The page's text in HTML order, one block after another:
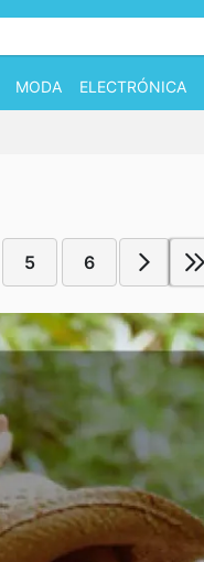
MODA ELECTRÓNICA
5 6